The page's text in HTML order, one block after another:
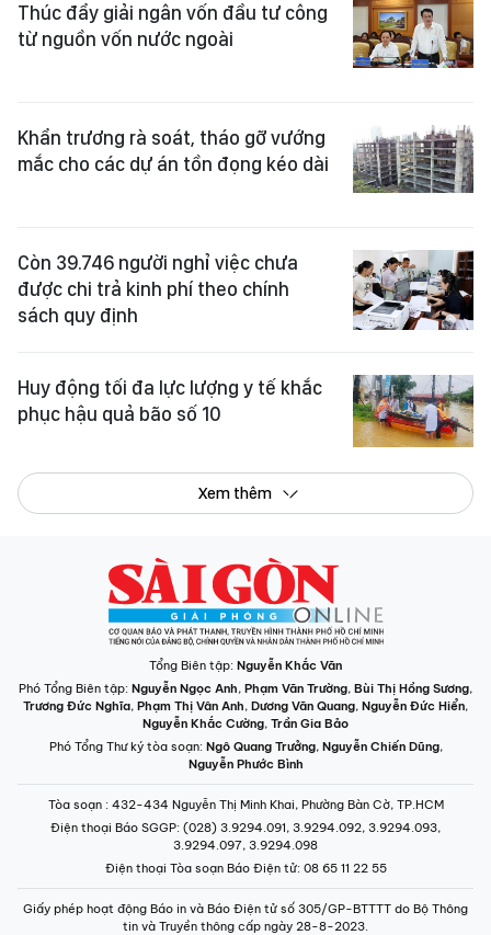
Thúc đẩy giải ngân vốn đầu tư công
từ nguồn vốn nước ngoài
Khẩn trương rà soát, tháo gỡ vướng
mắc cho các dự án tồn đọng kéo dài
Còn 39.746 người nghỉ việc chưa
được chi trả kinh phí theo chính
sách quy định
Huy động tối đa lực lượng y tế khắc
phục hậu quả bão số 10
Xem thêm
Tổng Biên tập: Nguyễn Khắc Văn
Phó Tổng Biên tập: Nguyễn Ngọc Anh, Phạm Văn Trường, Bùi Thị Hồng Sương,
Trương Đức Nghĩa, Phạm Thị Vân Anh, Dương Văn Quang, Nguyễn Đức Hiển,
Nguyễn Khắc Cường, Trần Gia Bảo
Phó Tổng Thư ký tòa soạn: Ngô Quang Trưởng, Nguyễn Chiến Dũng,
Nguyễn Phước Bình
Tòa soạn : 432-434 Nguyễn Thị Minh Khai, Phường Bàn Cờ, TP.HCM
Điện thoại Báo SGGP: (028) 3.9294.091, 3.9294.092, 3.9294.093,
3.9294.097, 3.9294.098
Điện thoại Tòa soạn Báo Điện tử: 08 65 11 22 55
Giấy phép hoạt động Báo in và Báo Điện tử số 305/GP-BTTTT do Bộ Thông
tin và Truyền thông cấp ngày 28-8-2023.